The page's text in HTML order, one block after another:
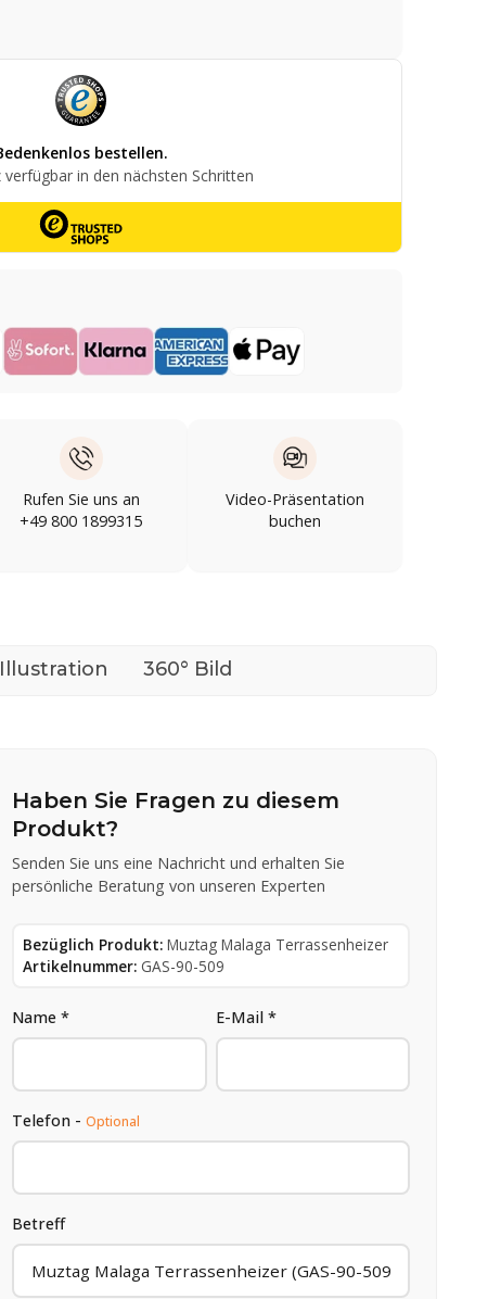
Rufen Sie uns an
+49 800 1899315
Video-Präsentation
buchen
Illustration 360° Bild
Haben Sie Fragen zu diesem
Produkt?
Senden Sie uns eine Nachricht und erhalten Sie
persönliche Beratung von unseren Experten
Bezüglich Produkt: Muztag Malaga Terrassenheizer
Artikelnummer: GAS-90-509
Name * E-Mail *
Telefon -Optional
Betreff